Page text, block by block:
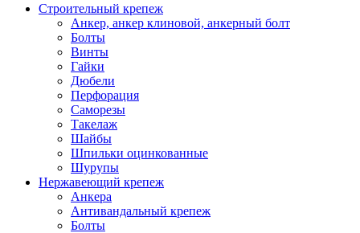
Строительный крепеж
Анкер, анкер клиновой, анкерный болт
Болты
Винты
Гайки
Дюбели
Перфорация
Саморезы
Такелаж
Шайбы
Шпильки оцинкованные
Шурупы
Нержавеющий крепеж
Анкера
Антивандальный крепеж
Болты